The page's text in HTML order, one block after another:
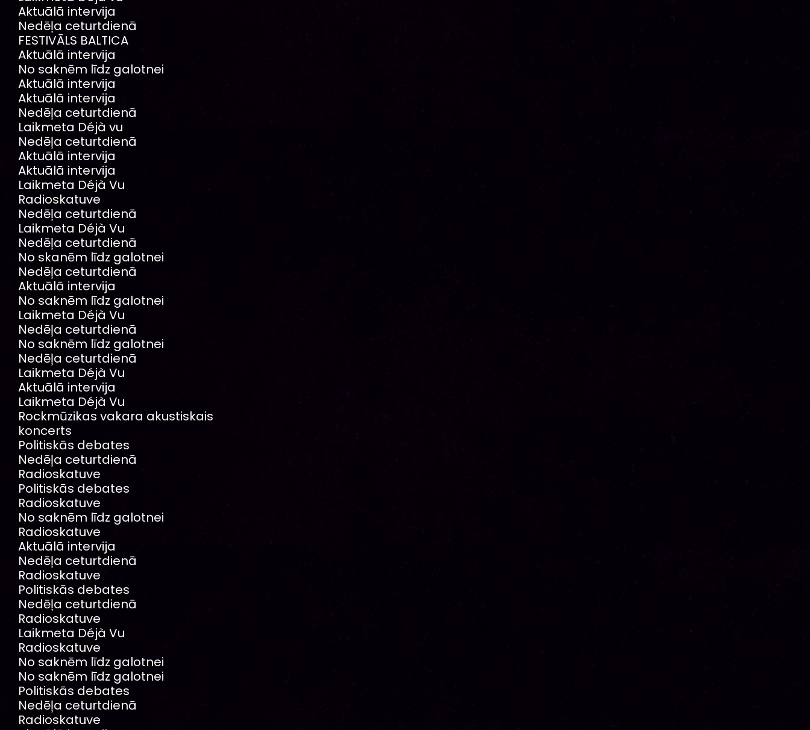
Aktuālā intervija
Nedēļa ceturtdienā
FESTIVĀLS BALTICA
Aktuālā intervija
No saknēm līdz galotnei
Aktuālā intervija
Aktuālā intervija
Nedēļa ceturtdienā
Laikmeta Déjà vu
Nedēļa ceturtdienā
Aktuālā intervija
Aktuālā intervija
Laikmeta Déjà Vu
Radioskatuve
Nedēļa ceturtdienā
Laikmeta Déjà Vu
Nedēļa ceturtdienā
No skanēm līdz galotnei
Nedēļa ceturtdienā
Aktuālā intervija
No saknēm līdz galotnei
Laikmeta Déjà Vu
Nedēļa ceturtdienā
No saknēm līdz galotnei
Nedēļa ceturtdienā
Laikmeta Déjà Vu
Aktuālā intervija
Laikmeta Déjà Vu
Rockmūzikas vakara akustiskais
koncerts
Politiskās debates
Nedēļa ceturtdienā
Radioskatuve
Politiskās debates
Radioskatuve
No saknēm līdz galotnei
Radioskatuve
Aktuālā intervija
Nedēļa ceturtdienā
Radioskatuve
Politiskās debates
Nedēļa ceturtdienā
Radioskatuve
Laikmeta Déjà Vu
Radioskatuve
No saknēm līdz galotnei
No saknēm līdz galotnei
Politiskās debates
Nedēļa ceturtdienā
Radioskatuve